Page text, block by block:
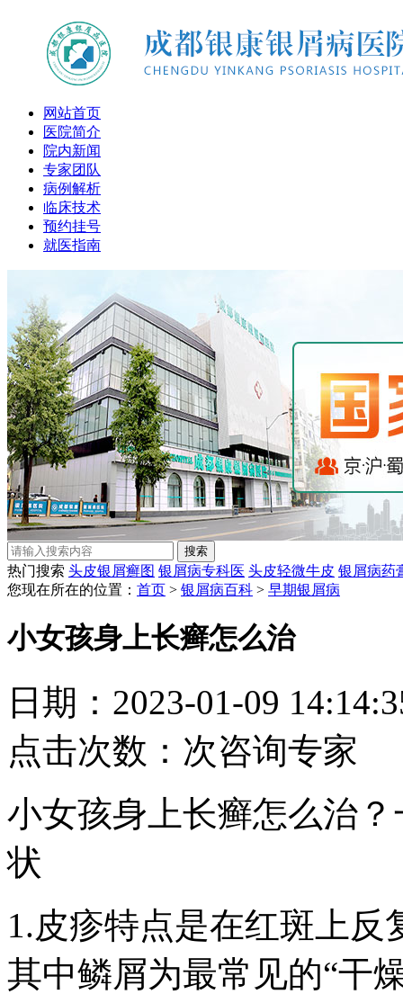
网站首页
医院简介
院内新闻
专家团队
病例解析
临床技术
预约挂号
就医指南
热门搜索 头皮银屑癣图 银屑病专科医 头皮轻微牛皮 银屑病药
您现在所在的位置： 首页 > 银屑病百科 > 早期银屑病
小女孩身上长癣怎么治
日期：2023-01-09
点击次数： 次咨询专家
小女孩身上长癣怎么治
状
1.皮疹特点是在红斑上
其中鳞屑为最常见的“干